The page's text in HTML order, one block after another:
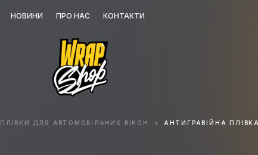
НОВИНИ ПРО НАС КОНТАКТИ
ПЛІВКИ ДЛЯ АВТОМОБІЛЬНИХ ВІКОН АНТИГРАВІЙНА